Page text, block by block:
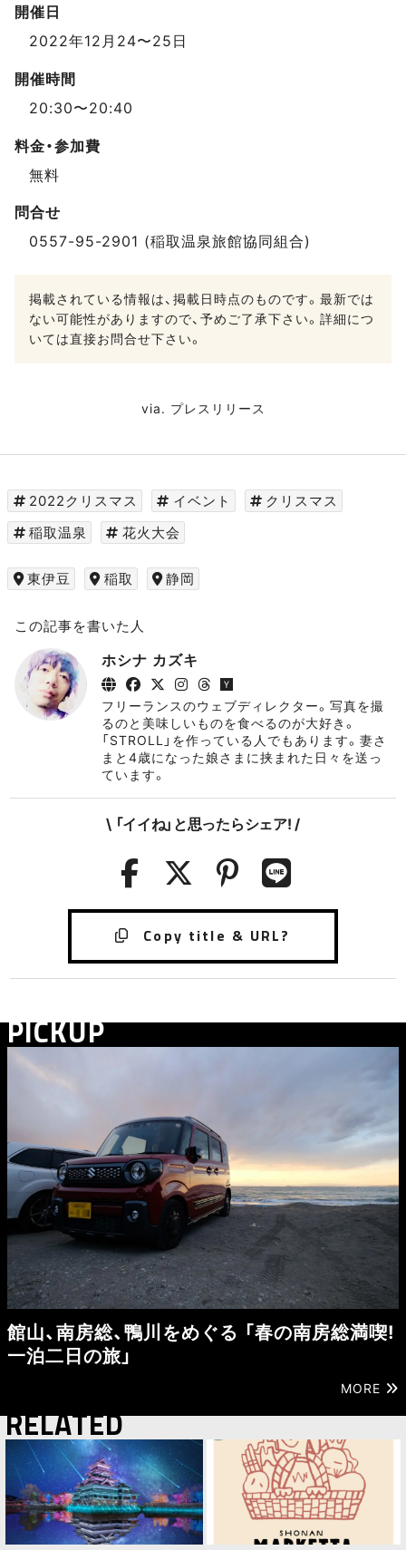
開催日
2022年12月24〜25日
開催時間
20:30〜20:40
料金・参加費
無料
問合せ
0557-95-2901 (稲取温泉旅館協同組合)
掲載されている情報は、掲載日時点のものです。最新では
ない可能性がありますので、予めご了承下さい。詳細につ
いては直接お問合せ下さい。
via. プレスリリース
2022クリスマス イベント
クリスマス
稲取温泉
花火大会
東伊豆 稲取 静岡
この記事を書いた人
ホシナ カズキ
フリーランスのウェブディレクター。写真を撮
るのと美味しいものを食べるのが大好き。
「STROLL」を作っている人でもあります。妻さ
まと4歳になった娘さまに挟まれた日々を送っ
ています。
\ 「イイね」と思ったらシェア! /
PICKUP
館山、南房総、鴨川をめぐる 「春の南房総満喫!
一泊二日の旅」
MORE
RELATED